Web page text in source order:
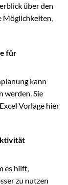
über den
Möglichkeiten,
für
kann
werden. Sie
Vorlage hier
es hilft,
zu nutzen